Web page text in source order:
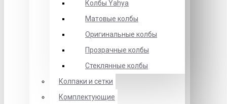
Колбы Yahya
Матовые колбы
Оригинальные колбы
Прозрачные колбы
Стеклянные колбы
Колпаки и сетки
Комплектующие